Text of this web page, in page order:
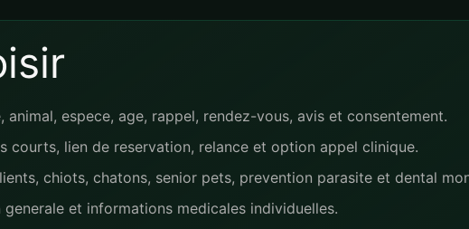
espece, age, rappel, rendez-vous, avis et consentement.
courts, lien de reservation, relance et option appel clinique.
chiots, chatons, senior pets, prevention parasite et dental
et informations medicales individuelles.